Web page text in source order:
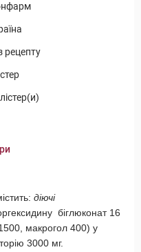
рецепту
діючі
біглюконат 16
макрогол 400) у
3000 мг.